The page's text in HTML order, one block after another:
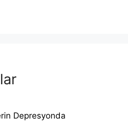
Depresyonda